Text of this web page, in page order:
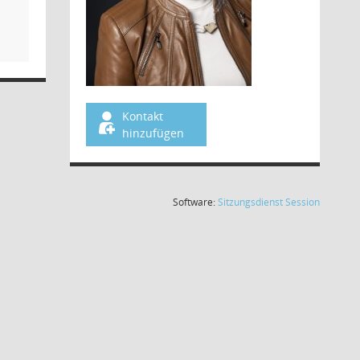
Kontakt
hinzufügen
Software:SitzungsdienstSession(Wird in